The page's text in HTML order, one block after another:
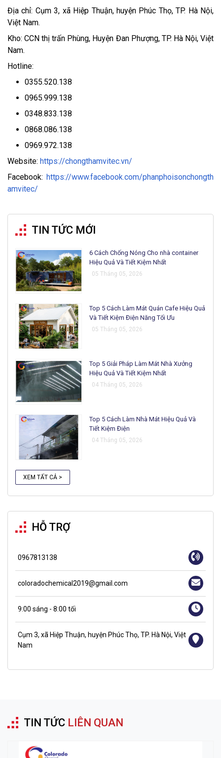
Địa chỉ: Cụm 3, xã Hiệp Thuận, huyện Phúc Thọ, TP. Hà Nội,
Việt Nam.
Kho: CCN thị trấn Phùng, Huyện Đan Phượng, TP. Hà Nội, Việt
Nam.
Hotline:
0355.520.138
0965.999.138
0348.833.138
0868.086.138
0969.972.138
Website: https://chongthamvitec.vn/
Facebook: https://www.facebook.com/phanphoisonchongth
amvitec/
TIN TỨC MỚI
6 Cách Chống Nóng Cho nhà container
Hiệu Quả Và Tiết Kiệm Nhất
05 Tháng 05, 2026
Top 5 Cách Làm Mát Quán Cafe Hiệu Quả
Và Tiết Kiệm Điện Năng Tối Ưu
05 Tháng 05, 2026
Top 5 Giải Pháp Làm Mát Nhà Xưởng
Hiệu Quả Và Tiết Kiệm Nhất
04 Tháng 05, 2026
Top 5 Cách Làm Nhà Mát Hiệu Quả Và
Tiết Kiệm Điện
04 Tháng 05, 2026
XEM TẤT CẢ >
HỖ TRỢ
0967813138
coloradochemical2019@gmail.com
9:00 sáng - 8:00 tối
Cụm 3, xã Hiệp Thuận, huyện Phúc Thọ, TP. Hà Nội, Việt
Nam
TIN TỨC LIÊN QUAN